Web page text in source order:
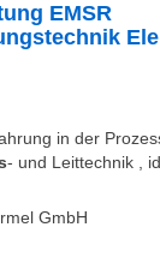
EMSR
in der
- und Leittechnik ,
GmbH